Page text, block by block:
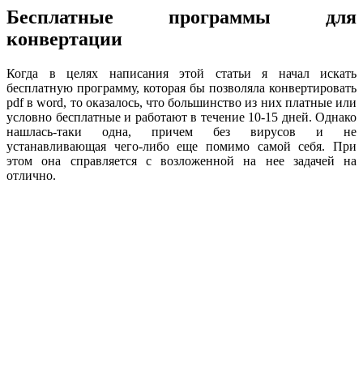
Бесплатные программы для
конвертации
Когда в целях написания этой статьи я начал искать
бесплатную программу, которая бы позволяла конвертировать
pdf в word, то оказалось, что большинство из них платные или
условно бесплатные и работают в течение 10-15 дней. Однако
нашлась-таки одна, причем без вирусов и не
устанавливающая чего-либо еще помимо самой себя. При
этом она справляется с возложенной на нее задачей на
отлично.